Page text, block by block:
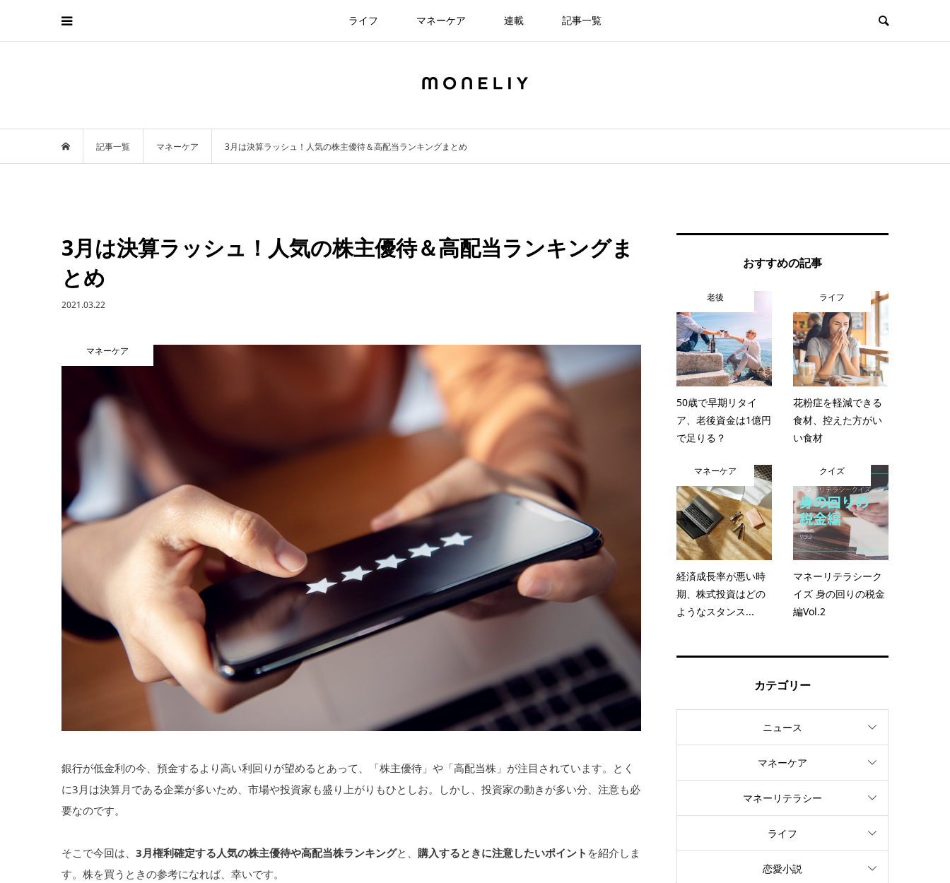
ライフ マネーケア 連載 記事一覧
記事一覧 マネーケア 3月は決算ラッシュ！人気の株主優待＆高配当ランキングまとめ
3月は決算ラッシュ！人気の株主優待＆高配当ランキングま
とめ
2021.03.22
マネーケア
銀行が低金利の今、預金するより高い利回りが望めるとあって、「株主優待」や「高配当株」が注目されています。とく
に3月は決算月である企業が多いため、市場や投資家も盛り上がりもひとしお。しかし、投資家の動きが多い分、注意も必
要なのです。
そこで今回は、 3月権利確定する人気の株主優待や高配当株ランキングと、 購入するときに注意したいポイント を紹介しま
す。株を買うときの参考になれば、幸いです。
おすすめの記事
老後
50歳で早期リタイ
ア、老後資金は1億円
で足りる？
ライフ
花粉症を軽減できる
食材、控えた方がい
い食材
マネーケア
経済成長率が悪い時
期、株式投資はどの
ようなスタンス...
クイズ
マネーリテラシーク
イズ 身の回りの税金
編Vol.2
カテゴリー
ニュース
マネーケア
マネーリテラシー
ライフ
恋愛小説